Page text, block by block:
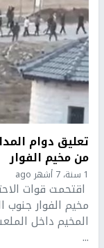
من مخيم الفوار
1 سنة، 7 أشهر ago
اقتحمت قوات
مخيم الفوار جنوب
المخيم داخل
...